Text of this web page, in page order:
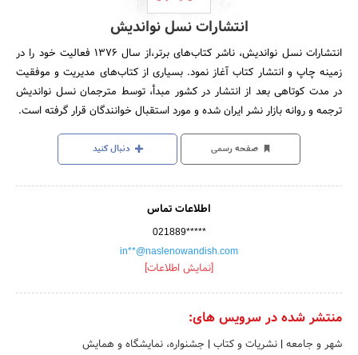
انتشارات نسل نواندیش
انتشارات نسل نواندیش، ناشر کتاب‌های برتر،از سال ۱۳۷۶ فعالیت خود را در
زمینه چاپ و انتشار کتاب آغاز نمود. بسیاری از کتاب‌های مدیریت و موفقیت
در مدت کوتاهی بعد از انتشار در کشور مبدأ، توسط مترجمان نسل نواندیش
ترجمه و روانه بازار نشر ایران شده و مورد استقبال خوانندگان قرار گرفته است.
صفحه رسمی دنبال کنید
اطلاعات تماس
021889*****
in**@naslenowandish.com
[نمایش اطلاعات]
منتشر شده در سرویس های:
شهر و جامعه | نشریات و کتاب | جشنواره، نمایشگاه و همایش